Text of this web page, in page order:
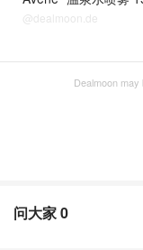
@dealmoon.de
Dealmoon
问大家0